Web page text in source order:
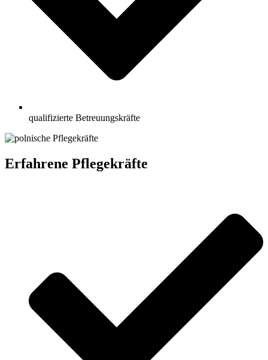
qualifizierte Betreuungskräfte
Erfahrene Pflegekräfte